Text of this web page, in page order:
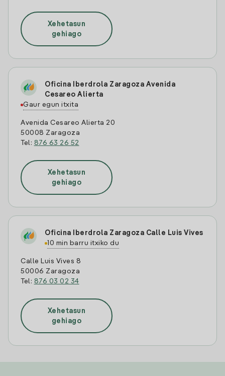
Xehetasun
gehiago
Oficina Iberdrola Zaragoza Avenida
Cesareo Alierta
Gaur egun itxita
Avenida Cesareo Alierta 20
50008 Zaragoza
Tel: 876 63 26 52
Xehetasun
gehiago
Oficina Iberdrola Zaragoza Calle Luis Vives
10 min barru itxiko du
Calle Luis Vives 8
50006 Zaragoza
Tel: 876 03 02 34
Xehetasun
gehiago